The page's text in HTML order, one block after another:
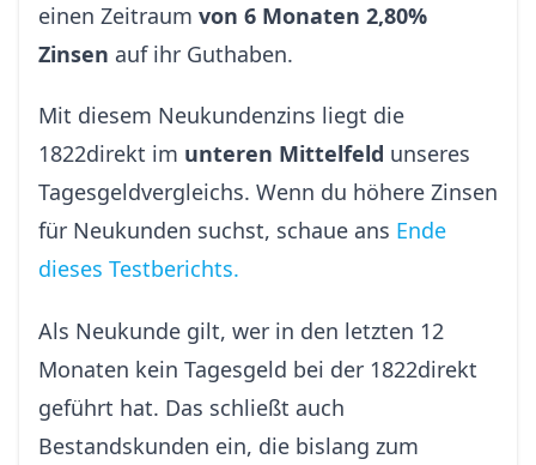
einen Zeitraum von 6 Monaten 2,80%
Zinsen auf ihr Guthaben.
Mit diesem Neukundenzins liegt die
1822direkt im unteren Mittelfeld unseres
Tagesgeldvergleichs. Wenn du höhere Zinsen
für Neukunden suchst, schaue ans Ende
dieses Testberichts.
Als Neukunde gilt, wer in den letzten 12
Monaten kein Tagesgeld bei der 1822direkt
geführt hat. Das schließt auch
Bestandskunden ein, die bislang zum